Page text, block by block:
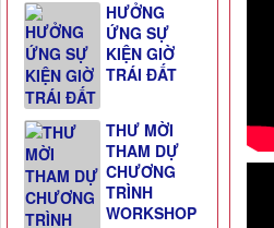
HƯỞNG
ỨNG SỰ
KIỆN GIỜ
TRÁI ĐẤT
THƯ MỜI
THAM DỰ
CHƯƠNG
TRÌNH
WORKSHOP